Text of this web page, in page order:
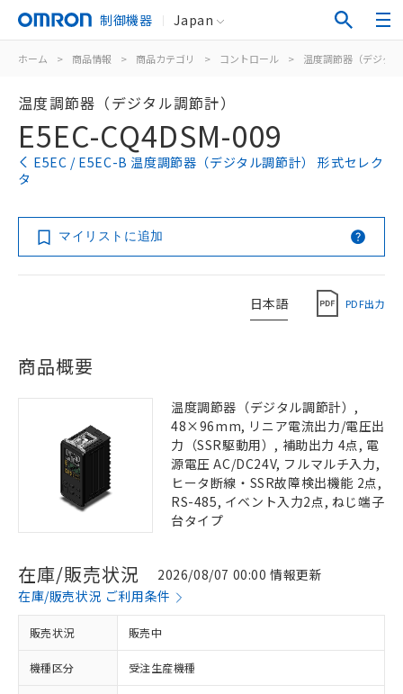
制御機器 Japan
ホーム > 商品情報 > 商品カテゴリ > コントロール > 温度調節器（デジタ
温度調節器（デジタル調節計）
E5EC-CQ4DSM-009
E5EC / E5EC-B 温度調節器（デジタル調節計） 形式セレク
タ
マイリストに追加
日本語 PDF出力
商品概要
温度調節器（デジタル調節計）,
48×96mm, リニア電流出力/電圧出
力（SSR駆動用）, 補助出力 4点, 電
源電圧 AC/DC24V, フルマルチ入力,
ヒータ断線・SSR故障検出機能 2点,
RS-485, イベント入力2点, ねじ端子
台タイプ
在庫/販売状況
2026/08/07 00:00 情報更新
在庫/販売状況 ご利用条件
販売状況 販売中
機種区分 受注生産機種